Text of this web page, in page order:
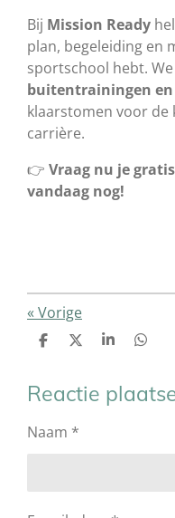
Bij Mission Ready
plan, begeleiding en
sportschool hebt.
buitentrainingen
klaarstomen voor de
carrière.
👉 Vraag nu je
vandaag nog!
« Vorige
D
e
n
D
l
S
r
e
D
e
n
Reactie
Naam *